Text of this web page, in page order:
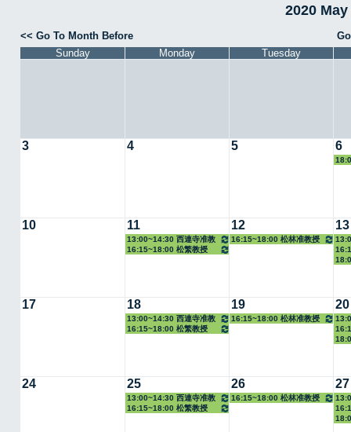
2020
<< Go To Month Before
Sunday
Monday Tuesday
3 4 5 6
10 11
13:00~14:30 西連寺准教
授
16:15~18:00 松繁教授
12
16:15~18:00 松林准教授
13
17 18
13:00~14:30 西連寺准教
授
16:15~18:00 松繁教授
19
16:15~18:00 松林准教授
20
24 25
13:00~14:30 西連寺准教
授
16:15~18:00 松繁教授
26
16:15~18:00 松林准教授
27